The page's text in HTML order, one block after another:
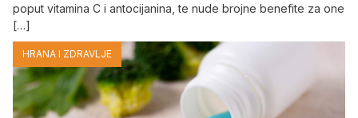
poput vitamina C i antocijanina, te nude brojne benefite za one
[…]
HRANA I ZDRAVLJE